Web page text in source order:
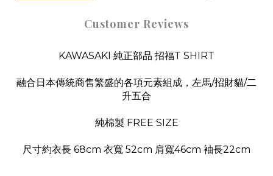
Customer Reviews
KAWASAKI 純正部品 招福T SHIRT
融合日本傳統商售繁盛的各項元素組成，左馬/招財貓/二
升五合
純棉製 FREE SIZE
尺寸約衣長 68cm 衣寬 52cm 肩寬46cm 袖長22cm